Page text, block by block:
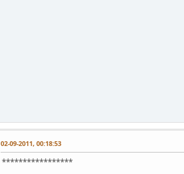
02-09-2011, 00:18:53
*****************